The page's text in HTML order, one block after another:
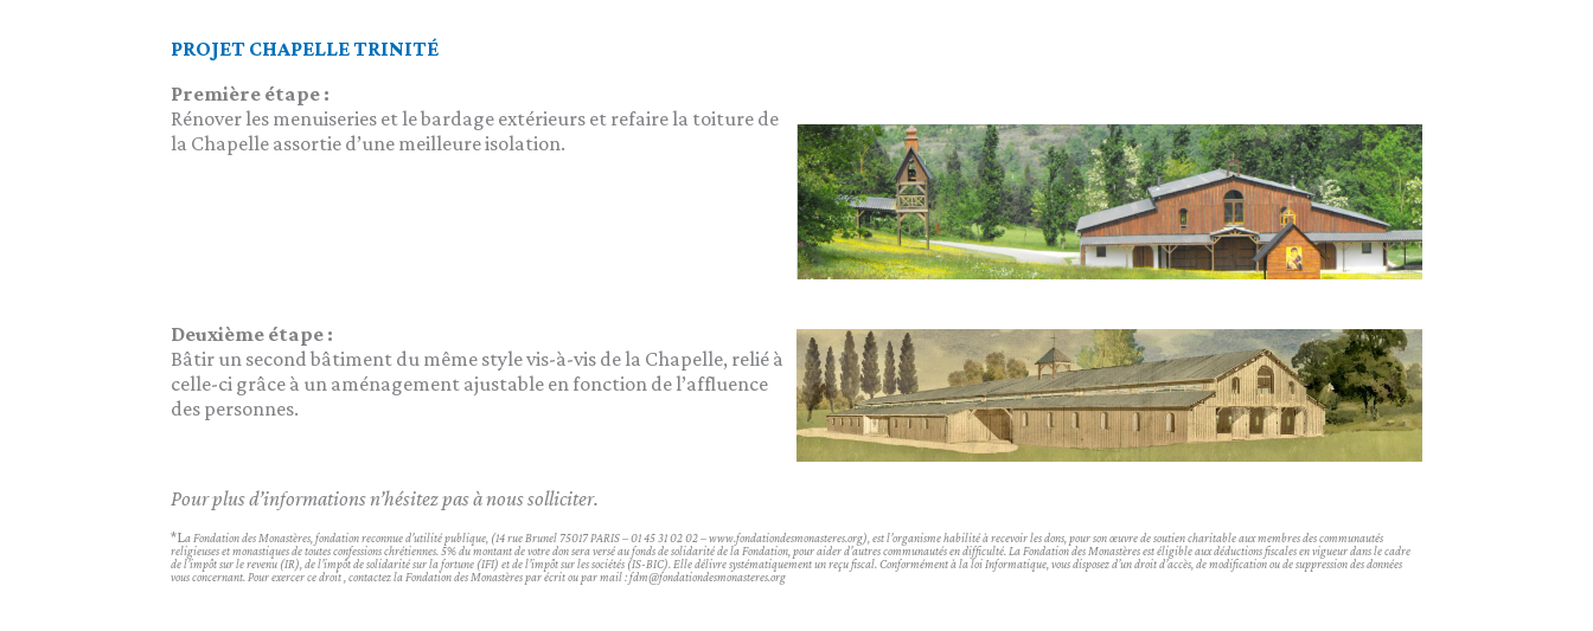
PROJET CHAPELLE TRINITÉ
Première étape :
Rénover les menuiseries et le bardage extérieurs et refaire la toiture de
la Chapelle assortie d’une meilleure isolation.
Deuxième étape :
Bâtir un second bâtiment du même style vis-à-vis de la Chapelle, relié à
celle-ci grâce à un aménagement ajustable en fonction de l’affluence
des personnes.
Pour plus d’informations n’hésitez pas à nous solliciter.
*La Fondation des Monastères, fondation reconnue d’utilité publique, (14 rue Brunel 75017 PARIS – 01 45 31 02 02 – www.fondationdesmonasteres.org), est l’organisme habilité à recevoir les dons, pour son œuvre de soutien charitable aux membres des communautés
religieuses et monastiques de toutes confessions chrétiennes. 5% du montant de votre don sera versé au fonds de solidarité de la Fondation, pour aider d’autres communautés en difficulté. La Fondation des Monastères est éligible aux déductions fiscales en vigueur dans le cadre
de l’impôt sur le revenu (IR), de l’impôt de solidarité sur la fortune (IFI) et de l’impôt sur les sociétés (IS-BIC). Elle délivre systématiquement un reçu fiscal. Conformément à la loi Informatique, vous disposez d’un droit d’accès, de modification ou de suppression des données
vous concernant. Pour exercer ce droit , contactez la Fondation des Monastères par écrit ou par mail : fdm@fondationdesmonasteres.org